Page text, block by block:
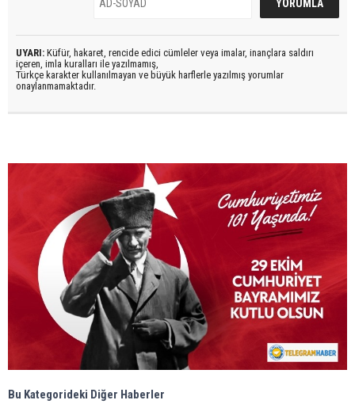
UYARI: Küfür, hakaret, rencide edici cümleler veya imalar, inançlara saldırı
içeren, imla kuralları ile yazılmamış,
Türkçe karakter kullanılmayan ve büyük harflerle yazılmış yorumlar
onaylanmamaktadır.
Bu Kategorideki Diğer Haberler